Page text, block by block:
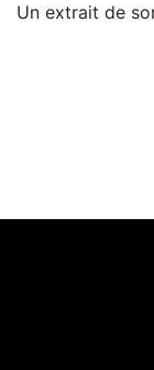
Un extrait de